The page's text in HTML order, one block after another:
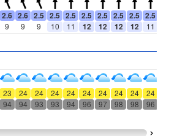
2.6 2.6 2.5 2.5 2.5 2.5 2.5 2.5 2.5 2.5
9 9 9 10 11 12 12 12 12 11
23 24 24 24 24 24 24 24 24 24
94 94 93 93 94 96 97 98 98 96